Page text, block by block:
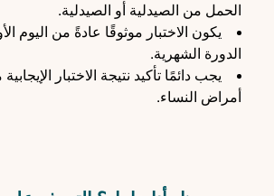
الحمل من الصيدلية أو الصيدلية.
يكون الاختبار موثوقًا عادةً من اليوم
الدورة الشهرية.
يجب دائمًا تأكيد نتيجة الاختبار
أمراض النساء.